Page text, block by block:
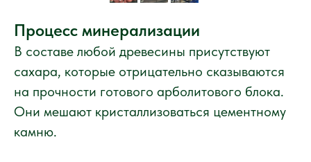
Процесс минерализации
В составе любой древесины присутствуют
сахара, которые отрицательно сказываются
на прочности готового арболитового блока.
Они мешают кристаллизоваться цементному
камню.